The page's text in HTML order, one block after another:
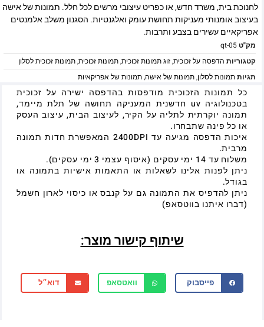
לחנוכת בית, משרד חדש, או כפריט עיצובי מרשים לכל חלל. תמונות של אישה
בעיצוב אומנותי מעניקות תחושת עומק ואלגנטיות. הסגנון משלב אלמנטים
אפריקאיים עשירים בצבע ותרבות.
מק"טqt-05
קטגוריות הדפסה על זכוכית,זוג תמונות זכוכית,תמונות זכוכית,תמונות זכוכית לסלון
תגיותתמונות לסלון,תמונות של אישה,תמונות של אפריקאיות
כל תמונות הזכוכית מודפסות בהדפסה ישירה על זכוכית
בטכנולוגיה uv חדשנית המעניקה תחושה של תלת מיימד,
תמונה יוקרתית לתליה על הקיר, לעיצוב הבית, עיצוב העסק
או כל פינה שתבחרו.
איכות הדפסה מגיעה עד 2400DPI המאפשרת חדות תמונה
מרבית.
משלוח עד 14 ימי עסקים (איסוף עצמי 3 ימי עסקים).
ניתן לפנות אלינו לשאלות או התאמות אישיות בתמונה או
בגודל.
ניתן להדפיס את התמונה גם על קנבס או כיסוי לארון חשמל
(דברו איתנו בווטסאפ)
שיתוף קישור מוצר:
פייסבוק וואטסאפ דוא״ל